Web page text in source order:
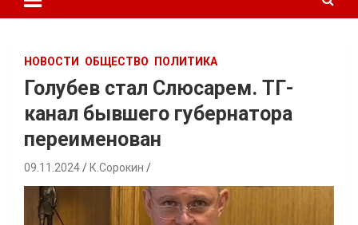
НОВОСТИ ОБЩЕСТВО ПОЛИТИКА
Голубев стал Слюсарем. ТГ-
канал бывшего губернатора
переименован
09.11.2024 К.Сорокин